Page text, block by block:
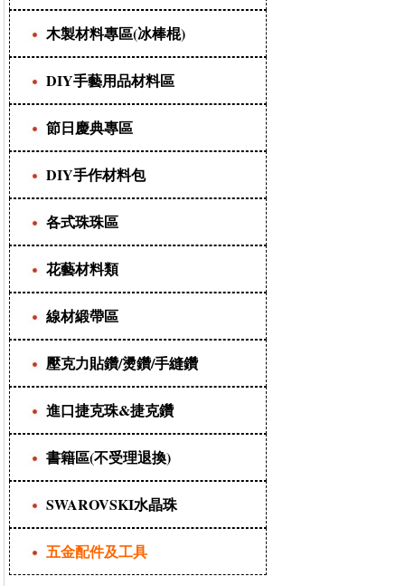
木製材料專區(冰棒棍)
DIY手藝用品材料區
節日慶典專區
DIY手作材料包
各式珠珠區
花藝材料類
線材緞帶區
壓克力貼鑽/燙鑽/手縫鑽
進口捷克珠&捷克鑽
書籍區(不受理退換)
SWAROVSKI水晶珠
五金配件及工具